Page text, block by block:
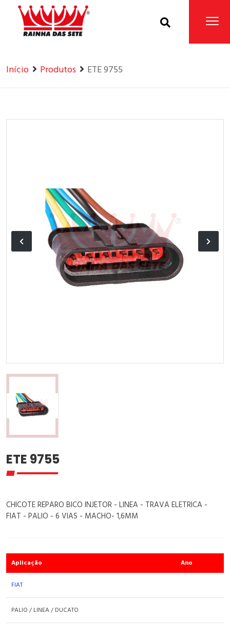
Home Produtos
Início Produtos ETE 9755
ETE 9755
CHICOTE REPARO BICO INJETOR - LINEA - TRAVA ELETRICA -
FIAT - PALIO - 6 VIAS - MACHO- 1,6MM
Aplicação Ano
FIAT
PALIO / LINEA / DUCATO